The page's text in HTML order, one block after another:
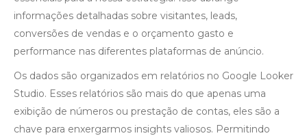
informações detalhadas sobre visitantes, leads,
conversões de vendas e o orçamento gasto e
performance nas diferentes plataformas de anúncio.
Os dados são organizados em relatórios no Google Looker
Studio. Esses relatórios são mais do que apenas uma
exibição de números ou prestação de contas, eles são a
chave para enxergarmos insights valiosos. Permitindo